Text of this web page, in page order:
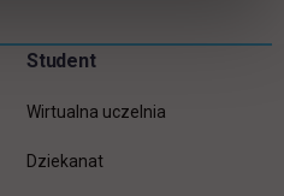
Student
Wirtualna uczelnia
Dziekanat